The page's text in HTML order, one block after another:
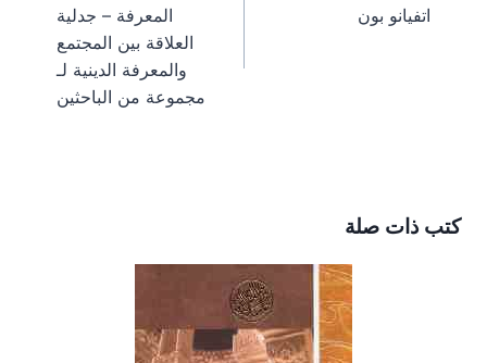
r
اتفيانو بون
المعرفة – جدلية
العلاقة بين المجتمع
والمعرفة الدينية لـ
مجموعة من الباحثين
كتب ذات صلة